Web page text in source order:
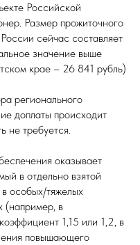
Российской
Размер прожиточного
сейчас составляет
значение выше
крае – 26 841 рубль)
регионального
доплаты происходит
не требуется.
оказывает
в отдельно взятой
особых/тяжелых
(например, в
1,15 или 1,2, в
повышающего